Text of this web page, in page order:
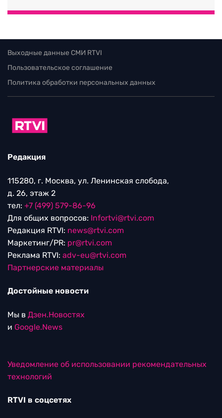
Выходные данные СМИ RTVI
Пользовательское соглашение
Политика обработки персональных данных
Редакция
115280, г. Москва, ул. Ленинская слобода,
д. 26, этаж 2
тел: +7 (499) 579-86-96
Для общих вопросов: Infortvi@rtvi.com
Редакция RTVI: news@rtvi.com
Маркетинг/PR: pr@rtvi.com
Реклама RTVI: adv-eu@rtvi.com
Партнерские материалы
Достойные новости
Мы в Дзен.Новостях
и Google.News
Уведомление об использовании рекомендательных
технологий
RTVI в соцсетях